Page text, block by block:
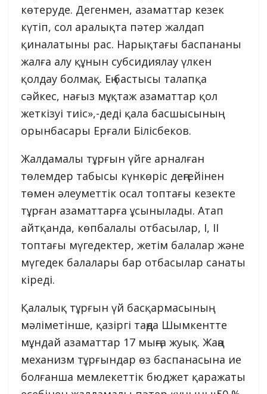
көтеруде. Дегенмен, азаматтар кезек
күтіп, сол аралықта пәтер жалдап
қиналатыны рас. Нарықтағы баспананы
жалға алу құнын субсидиялау үлкен
қолдау болмақ. Ең бастысы талапқа
сәйкес, нағыз мұқтаж азаматтар қол
жеткізуі тиіс»,-деді қала басшысының
орынбасары Ерғали Білісбеков.
Жалдамалы тұрғын үйге арналған
төлемдер табысы күнкөріс деңгейінен
төмен әлеуметтік осал топтағы кезекте
тұрған азаматтарға ұсынылады. Атап
айтқанда, көпбалалы отбасылар, І, ІІ
топтағы мүгедектер, жетім балалар және
мүгедек балалары бар отбасылар санаты
кіреді.
Қалалық тұрғын үй басқармасының
мәліметінше, қазіргі таңда Шымкентте
мұндай азаматтар 17 мыңға жуық. Жаңа
механизм тұрғындар өз баспанасына ие
болғанша мемлекеттік бюджет қаражаты